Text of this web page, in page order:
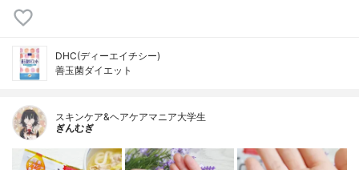
DHC(ディーエイチシー)
善玉菌ダイエット
スキンケア&ヘアケアマニア大学生
ぎんむぎ